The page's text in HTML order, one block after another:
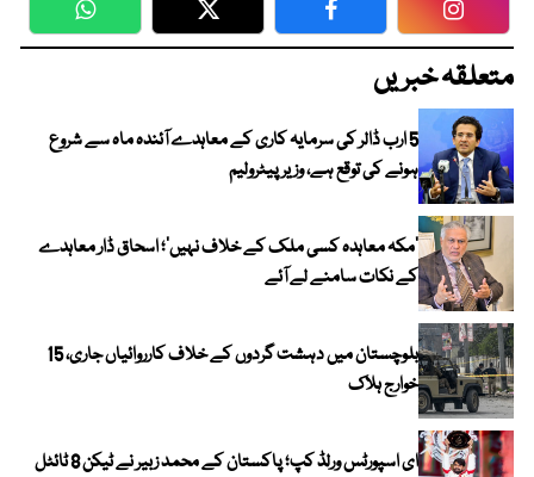
WhatsApp Twitter Facebook
متعلقہ خبریں
5 ارب ڈالر کی سرمایہ کاری کے معاہدے آئندہ ماہ سے شروع
ہونے کی توقع ہے، وزیر پیٹرولیم
‘مکہ معاہدہ کسی ملک کے خلاف نہیں’؛ اسحاق ڈار معاہدے
کے نکات سامنے لے آئے
بلوچستان میں دہشت گردوں کے خلاف کارروائیاں جاری، 15
خوارج ہلاک
ای اسپورٹس ورلڈ کپ؛ پاکستان کے محمد زبیر نے ٹیکن 8 ٹائٹل